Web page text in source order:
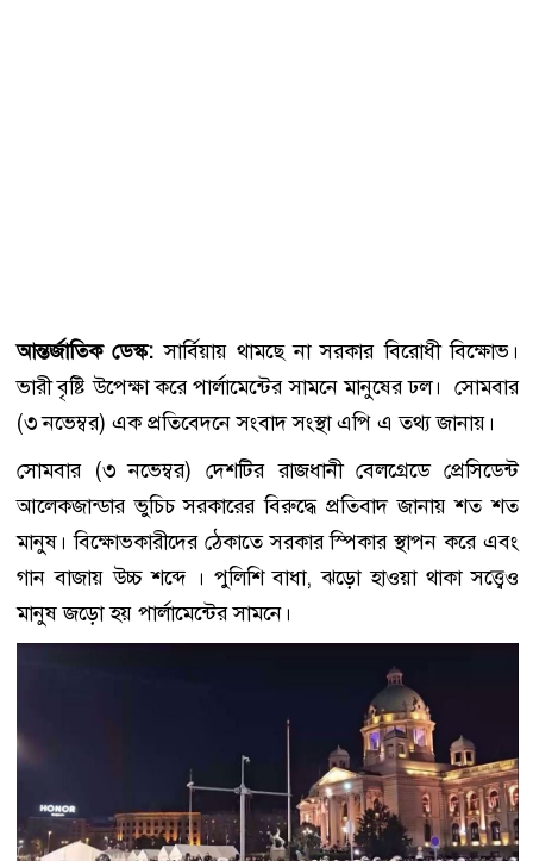
আন্তর্জাতিক ডেস্ক:সার্বিয়ায় থামছে না সরকার বিরোধী বিক্ষোভ।
ভারী বৃষ্টি উপেক্ষা করে পার্লামেন্টের সামনে মানুষের ঢল। সোমবার
(৩ নভেম্বর) এক প্রতিবেদনে সংবাদ সংস্থা এপি এ তথ্য জানায়।
সোমবার (৩ নভেম্বর) দেশটির রাজধানী বেলগ্রেডে প্রেসিডেন্ট
আলেকজান্ডার ভুচিচ সরকারের বিরুদ্ধে প্রতিবাদ জানায় শত শত
মানুষ। বিক্ষোভকারীদের ঠেকাতে সরকার স্পিকার স্থাপন করে এবং
গান বাজায় উচ্চ শব্দে । পুলিশি বাধা, ঝড়ো হাওয়া থাকা সত্ত্বেও
মানুষ জড়ো হয় পার্লামেন্টের সামনে।